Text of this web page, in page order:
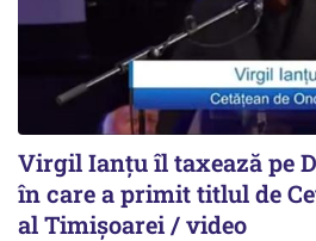
Virgil Ianțu îl taxează pe
în care a primit titlul de
al Timișoarei / video